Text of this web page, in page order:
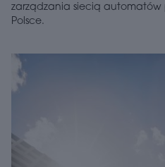
zarządzania siecią
Polsce.